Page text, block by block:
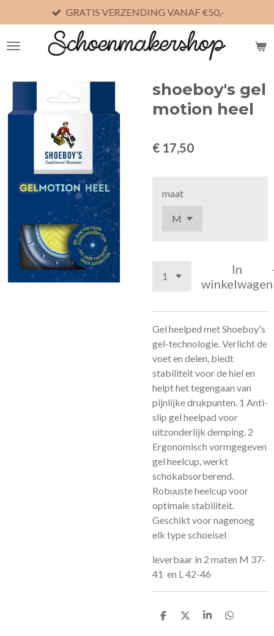
direct
naar
GRATIS VERZENDING VANAF €50,-
shoeboy's gel
motion heel
€ 17,50
maat
In
winkelwagen
Gel heelped met Shoeboy's
gel-technologie. Verlicht de
voet en delen, biedt
stabiliteit voor de hiel en
helpt het tegengaan van
pijnlijke drukpunten. 1 Anti-
slip gel heelpad voor
uitzonderlijk demping. 2
Ergonomisch vormgegeven
gel heelcup, werkt
schokabsorberend.
Robuuste heelcup voor
optimale stabiliteit.
Geschikt voor nagenoeg
elk type schoeisel
leverbaar in 2 maten M 37-
41 en L 42-46
D
D
S
D